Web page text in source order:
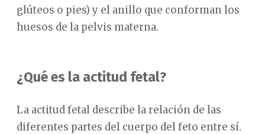
glúteos o pies) y el anillo que conforman los
huesos de la pelvis materna.
¿Qué es la actitud fetal?
La actitud fetal describe la relación de las
diferentes partes del cuerpo del feto entre sí.